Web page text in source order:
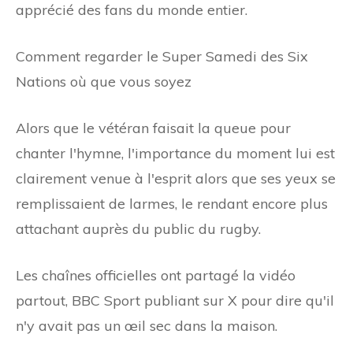
apprécié des fans du monde entier.
Comment regarder le Super Samedi des Six
Nations où que vous soyez
Alors que le vétéran faisait la queue pour
chanter l'hymne, l'importance du moment lui est
clairement venue à l'esprit alors que ses yeux se
remplissaient de larmes, le rendant encore plus
attachant auprès du public du rugby.
Les chaînes officielles ont partagé la vidéo
partout, BBC Sport publiant sur X pour dire qu'il
n'y avait pas un œil sec dans la maison.